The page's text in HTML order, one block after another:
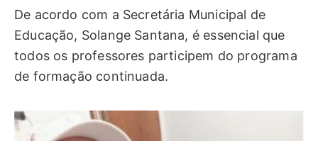
De acordo com a Secretária Municipal de
Educação, Solange Santana, é essencial que
todos os professores participem do programa
de formação continuada.